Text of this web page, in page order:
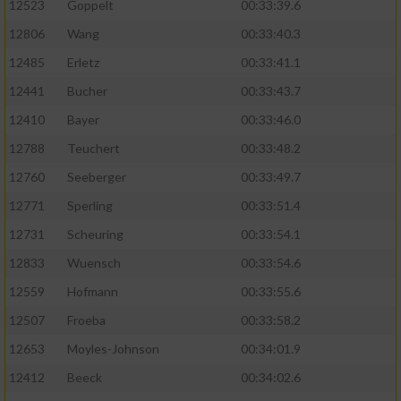
12523
Goppelt
00:33:39.6
12806
Wang
00:33:40.3
12485
Erletz
00:33:41.1
12441
Bucher
00:33:43.7
12410
Bayer
00:33:46.0
12788
Teuchert
00:33:48.2
12760
Seeberger
00:33:49.7
12771
Sperling
00:33:51.4
12731
Scheuring
00:33:54.1
12833
Wuensch
00:33:54.6
12559
Hofmann
00:33:55.6
12507
Froeba
00:33:58.2
12653
Moyles-Johnson
00:34:01.9
12412
Beeck
00:34:02.6
auf einem Endgerät
Verwendung reduzierter Daten zur Auswahl
von Werbeanzeigen
Werbung
personalisierter Werbung
von Inhalten
personalisierter Inhalte
Messung der Werbeleistung